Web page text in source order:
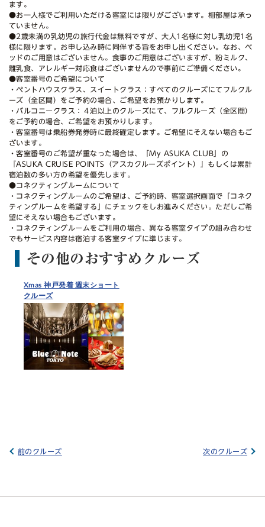
ます。
●お一人様でご利用いただける客室には限りがございます。相部屋は承っ
ていません。
●2歳未満の乳幼児の旅行代金は無料ですが、大人1名様に対し乳幼児1名
様に限ります。お申し込み時に同伴する旨をお申し出ください。なお、ベ
ッドのご用意はございません。食事のご用意はございますが、粉ミルク、
離乳食、アレルギー対応食はございませんので事前にご準備ください。
●客室番号のご希望について
・ペントハウスクラス、スイートクラス：すべてのクルーズにてフルクル
ーズ（全区間）をご予約の場合、ご希望をお預かりします。
・バルコニークラス：４泊以上のクルーズにて、フルクルーズ（全区間）
をご予約の場合、ご希望をお預かりします。
・客室番号は乗船券発券時に最終確定します。ご希望にそえない場合もご
ざいます。
・客室番号のご希望が重なった場合は、「My ASUKA CLUB」の
『ASUKA CRUISE POINTS（アスカクルーズポイント）』もしくは累計
宿泊数の多い方の希望を優先します。
●コネクティングルームについて
・コネクティングルームのご希望は、ご予約時、客室選択画面で「コネク
ティングルームを希望する」にチェックをしお進みください。ただしご希
望にそえない場合もございます。
・コネクティングルームをご利用の場合、異なる客室タイプの組み合わせ
でもサービス内容は宿泊する客室タイプに準じます。
その他のおすすめクルーズ
Xmas 神戸発着 週末ショート
クルーズ
前のクルーズ 次のクルーズ